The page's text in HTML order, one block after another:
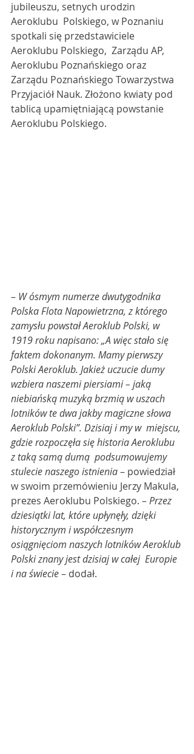
jubileuszu, setnych urodzin
Aeroklubu  Polskiego, w Poznaniu
spotkali się przedstawiciele
Aeroklubu Polskiego,  Zarządu AP,
Aeroklubu Poznańskiego oraz
Zarządu Poznańskiego Towarzystwa
Przyjaciół Nauk. Złożono kwiaty pod
tablicą upamiętniającą powstanie
Aeroklubu Polskiego.
– W ósmym numerze dwutygodnika
Polska Flota Napowietrzna, z którego
zamysłu powstał Aeroklub Polski, w
1919 roku napisano: „A więc stało się
faktem dokonanym. Mamy pierwszy
Polski Aeroklub. Jakież uczucie dumy
wzbiera naszemi piersiami – jaką
niebiańską muzyką brzmią w uszach
lotników te dwa jakby magiczne słowa
Aeroklub Polski”. Dzisiaj i my w  miejscu,
gdzie rozpoczęła się historia Aeroklubu
z taką samą dumą  podsumowujemy
stulecie naszego istnienia – powiedział
w swoim przemówieniu Jerzy Makula,
prezes Aeroklubu Polskiego. – Przez
dziesiątki lat, które upłynęły, dzięki
historycznym i współczesnym
osiągnięciom naszych lotników Aeroklub
Polski znany jest dzisiaj w całej  Europie
i na świecie – dodał.